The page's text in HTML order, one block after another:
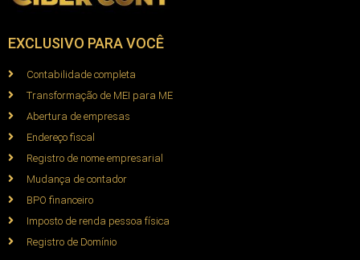
EXCLUSIVO PARA VOCÊ
Contabilidade completa
Transformação de MEI para ME
Abertura de empresas
Endereço fiscal
Registro de nome empresarial
Mudança de contador
BPO financeiro
Imposto de renda pessoa física
Registro de Domínio